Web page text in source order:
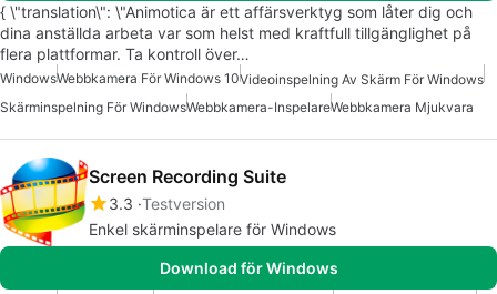
{ \"translation\": \"Animotica är ett affärsverktyg som låter dig och
dina anställda arbeta var som helst med kraftfull tillgänglighet på
flera plattformar. Ta kontroll över…
WindowsWebbkamera För Windows 10Videoinspelning Av Skärm För Windows
Skärminspelning För WindowsWebbkamera-InspelareWebbkamera Mjukvara
Screen Recording Suite
3.3 Testversion
Enkel skärminspelare för Windows
Download för Windows